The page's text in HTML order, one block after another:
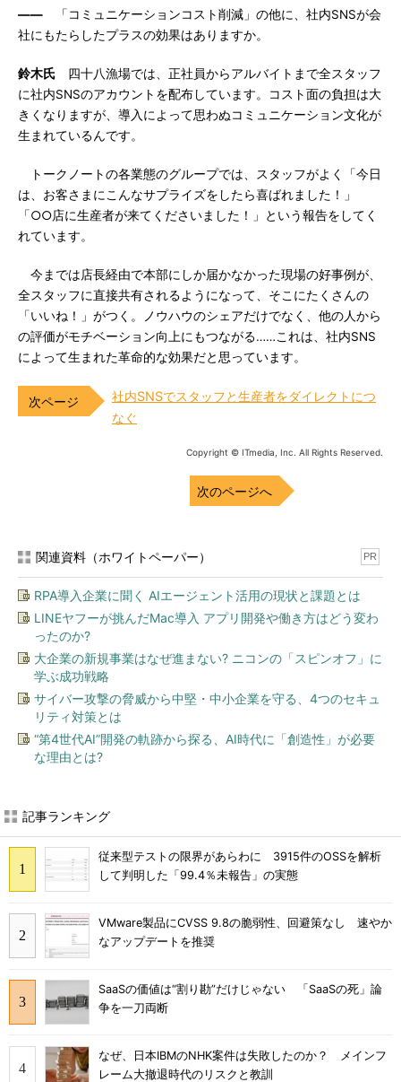
―― 「コミュニケーションコスト削減」の他に、社内SNSが会
社にもたらしたプラスの効果はありますか。
鈴木氏 四十八漁場では、正社員からアルバイトまで全スタッフ
に社内SNSのアカウントを配布しています。コスト面の負担は大
きくなりますが、導入によって思わぬコミュニケーション文化が
生まれているんです。
トークノートの各業態のグループでは、スタッフがよく「今日
は、お客さまにこんなサプライズをしたら喜ばれました！」
「○○店に生産者が来てくださいました！」という報告をしてく
れています。
今までは店長経由で本部にしか届かなかった現場の好事例が、
全スタッフに直接共有されるようになって、そこにたくさんの
「いいね！」がつく。ノウハウのシェアだけでなく、他の人から
の評価がモチベーション向上にもつながる……これは、社内SNS
によって生まれた革命的な効果だと思っています。
社内SNSでスタッフと生産者をダイレクトにつ
なぐ
Copyright © ITmedia, Inc. All Rights Reserved.
次のページへ
関連資料（ホワイトペーパー） PR
RPA導入企業に聞く AIエージェント活用の現状と課題とは
LINEヤフーが挑んだMac導入 アプリ開発や働き方はどう変わ
ったのか?
大企業の新規事業はなぜ進まない? ニコンの「スピンオフ」に
学ぶ成功戦略
サイバー攻撃の脅威から中堅・中小企業を守る、4つのセキュ
リティ対策とは
“第4世代AI”開発の軌跡から探る、AI時代に「創造性」が必要
な理由とは?
記事ランキング
従来型テストの限界があらわに 3915件のOSSを解析
して判明した「99.4％未報告」の実態
VMware製品にCVSS 9.8の脆弱性、回避策なし 速やか
なアップデートを推奨
SaaSの価値は“割り勘”だけじゃない 「SaaSの死」論
争を一刀両断
なぜ、日本IBMのNHK案件は失敗したのか？ メインフ
レーム大撤退時代のリスクと教訓